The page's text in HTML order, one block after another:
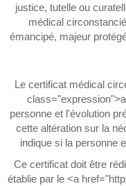
justice, tutelle ou
médical
émancipé, majeur
Le certificat médical
personne et l'évolution
cette altération sur la
indique si la personne
Ce certificat doit être
établie par le <a